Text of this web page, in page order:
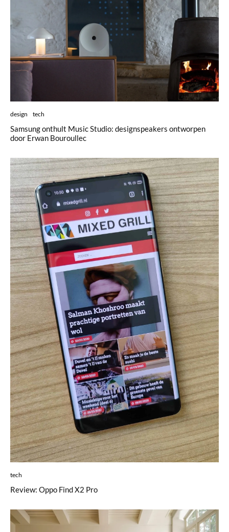
design tech
Samsung onthult Music Studio: designspeakers ontworpen
door Erwan Bouroullec
tech
Review: Oppo Find X2 Pro